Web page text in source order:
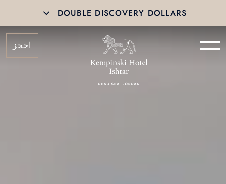
DOUBLE DISCOVERY DOLLARS
احجز